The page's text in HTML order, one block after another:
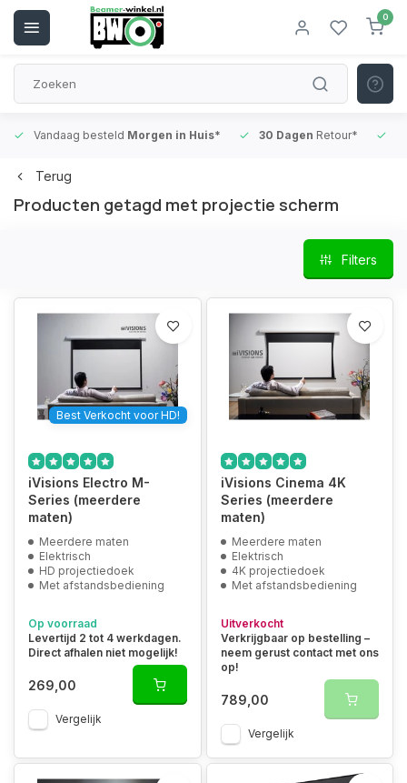
0
Vandaag besteld Morgen in Huis* 30 Dagen Retour*
Terug
Producten getagd met projectie scherm
Filters
Best Verkocht voor HD!
iVisions Electro M-
Series (meerdere
maten)
Meerdere maten
Elektrisch
HD projectiedoek
Met afstandsbediening
Op voorraad
Levertijd 2 tot 4 werkdagen.
Direct afhalen niet mogelijk!
269,00
Vergelijk
iVisions Cinema 4K
Series (meerdere
maten)
Meerdere maten
Elektrisch
4K projectiedoek
Met afstandsbediening
Uitverkocht
Verkrijgbaar op bestelling –
neem gerust contact met ons
op!
789,00
Vergelijk